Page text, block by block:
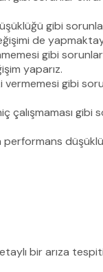
gibi
de
gibi
yaparız.
vermemesi gibi
çalışmaması
performans
bir arıza